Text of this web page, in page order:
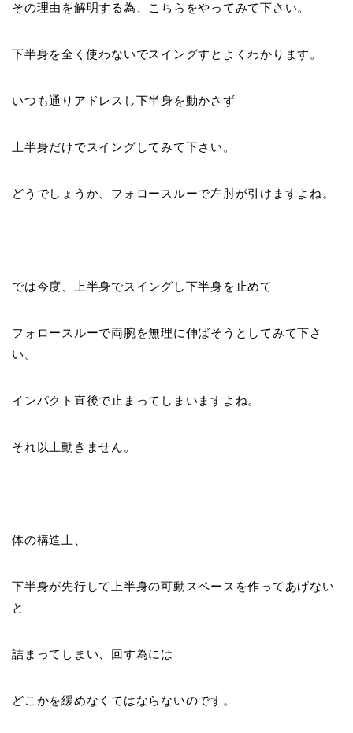
その理由を解明する為、こちらをやってみて下さい。
下半身を全く使わないでスイングすとよくわかります。
いつも通りアドレスし下半身を動かさず
上半身だけでスイングしてみて下さい。
どうでしょうか、フォロースルーで左肘が引けますよね。
では今度、上半身でスイングし下半身を止めて
フォロースルーで両腕を無理に伸ばそうとしてみて下さ
い。
インパクト直後で止まってしまいますよね。
それ以上動きません。
体の構造上、
下半身が先行して上半身の可動スペースを作ってあげない
と
詰まってしまい、回す為には
どこかを緩めなくてはならないのです。